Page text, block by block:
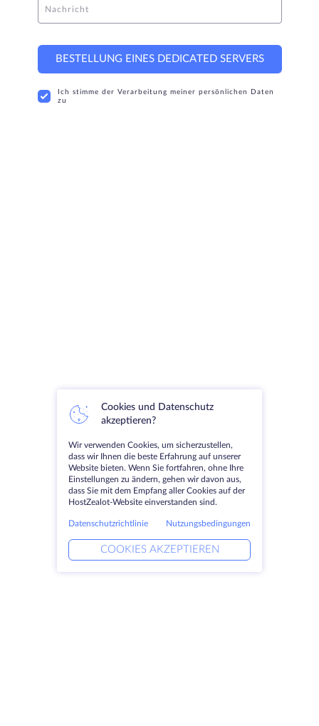
Nachricht
BESTELLUNG EINES DEDICATED SERVERS
Ich stimme der Verarbeitung meiner persönlichen Daten
zu
Cookies und Datenschutz
akzeptieren?
Wir verwenden Cookies, um sicherzustellen,
dass wir Ihnen die beste Erfahrung auf unserer
Website bieten. Wenn Sie fortfahren, ohne Ihre
Einstellungen zu ändern, gehen wir davon aus,
dass Sie mit dem Empfang aller Cookies auf der
HostZealot-Website einverstanden sind.
Datenschutzrichtlinie Nutzungsbedingungen
COOKIES AKZEPTIEREN